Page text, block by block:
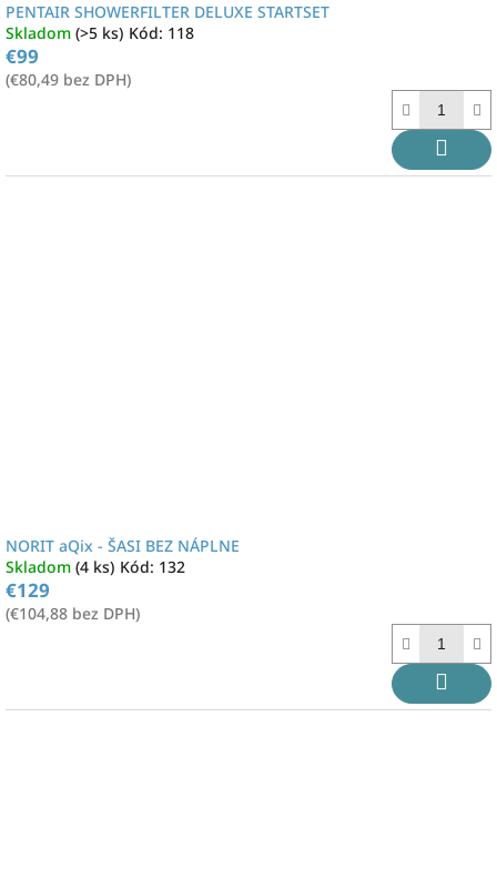
PENTAIR SHOWERFILTER DELUXE STARTSET
Skladom (>5 ks) Kód: 118
€99
(€80,49 bez DPH)
NORIT aQix - ŠASI BEZ NÁPLNE
Skladom (4 ks) Kód: 132
€129
(€104,88 bez DPH)